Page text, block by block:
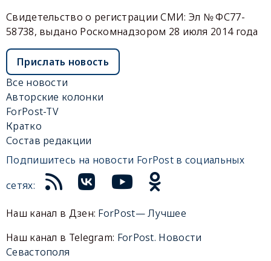
Свидетельство о регистрации СМИ: Эл № ФС77-
58738, выдано Роскомнадзором 28 июля 2014 года
Прислать новость
Все новости
Авторские колонки
ForPost-TV
Кратко
Состав редакции
Подпишитесь на новости ForPost в социальных
сетях:
Наш канал в Дзен: ForPost— Лучшее
Наш канал в Telegram: ForPost. Новости
Севастополя